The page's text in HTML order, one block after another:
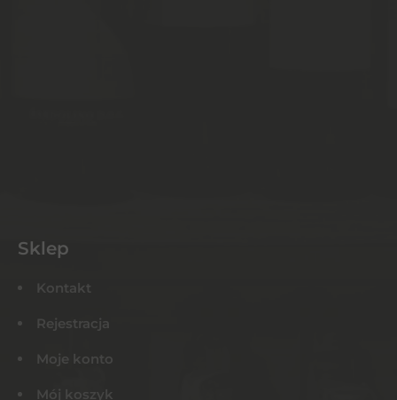
Sklep
Kontakt
Rejestracja
Moje konto
Mój koszyk